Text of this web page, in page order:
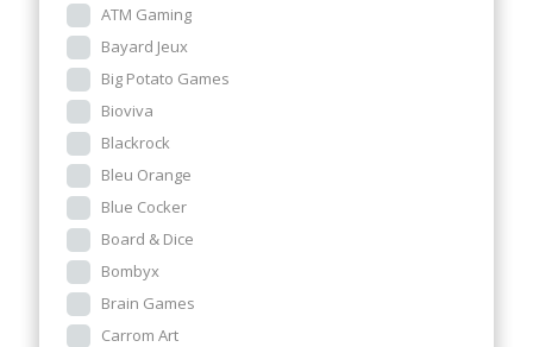
ATM Gaming
Bayard Jeux
Big Potato Games
Bioviva
Blackrock
Bleu Orange
Blue Cocker
Board & Dice
Bombyx
Brain Games
Carrom Art